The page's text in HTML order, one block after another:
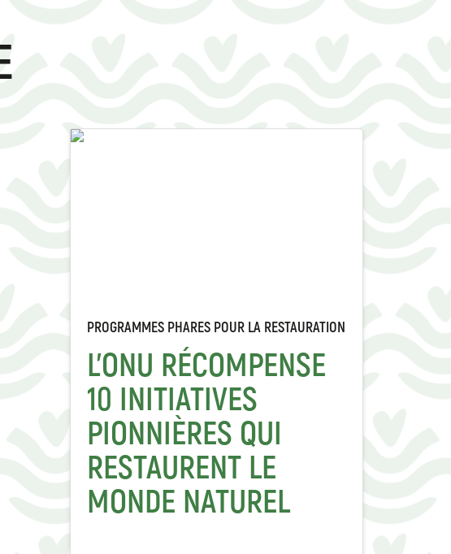
PROGRAMMES PHARES POUR LA RESTAURATION
L'ONU RÉCOMPENSE
10 INITIATIVES
PIONNIÈRES QUI
RESTAURENT LE
MONDE NATUREL